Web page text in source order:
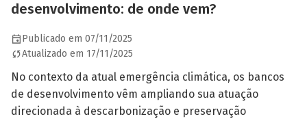
desenvolvimento: de onde vem?
Publicado em 07/11/2025
Atualizado em 17/11/2025
No contexto da atual emergência climática, os bancos
de desenvolvimento vêm ampliando sua atuação
direcionada à descarbonização e preservação